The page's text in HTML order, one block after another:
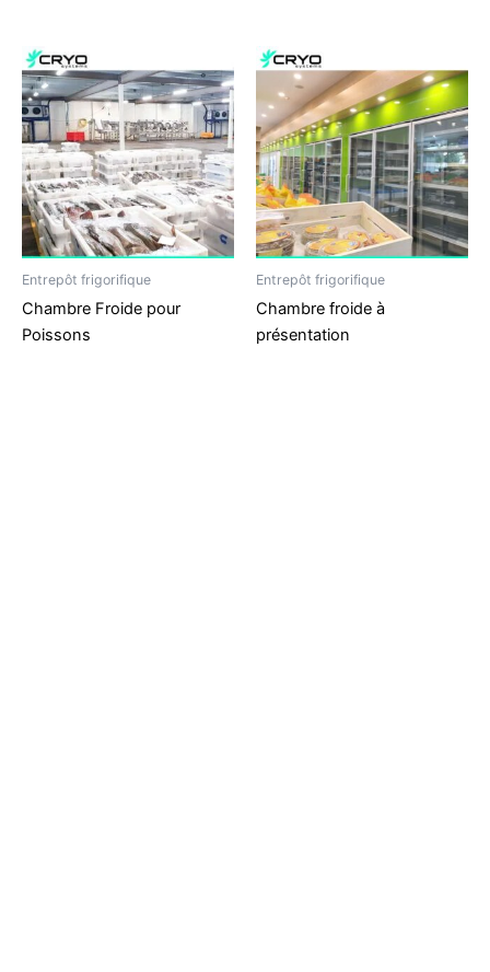
Entrepôt frigorifique
Chambre Froide pour
Poissons
Entrepôt frigorifique
Chambre froide à
présentation